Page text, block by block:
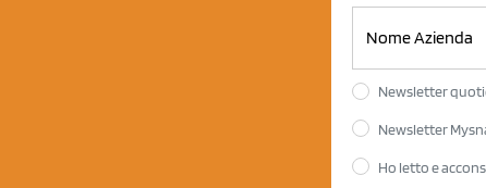
Newsletter
Newsletter
Ho letto e